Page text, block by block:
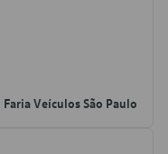
Faria Veículos São Paulo